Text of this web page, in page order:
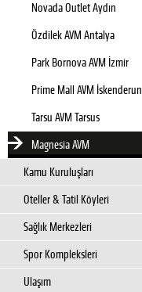
Novada Outlet Aydın
Özdilek AVM Antalya
Park Bornova AVM İzmir
Prime Mall AVM İskenderun
Tarsu AVM Tarsus
Magnesia AVM
Kamu Kuruluşları
Oteller & Tatil Köyleri
Sağlık Merkezleri
Spor Kompleksleri
Ulaşım